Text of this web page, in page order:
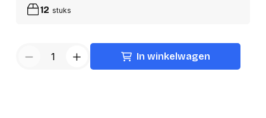
12 stuks
In winkelwagen